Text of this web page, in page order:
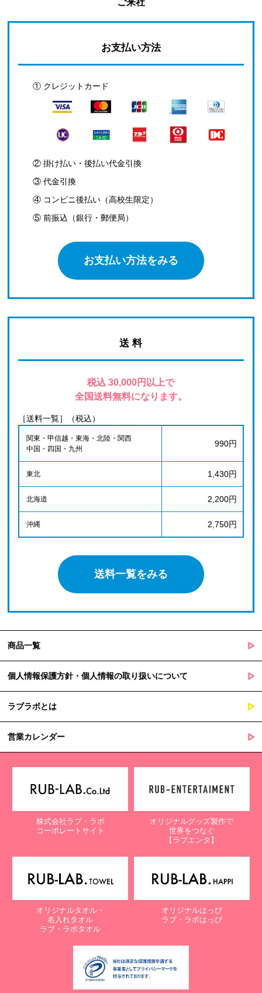
ご来社
お支払い方法
① クレジットカード
② 掛け払い・後払い代金引換
③ 代金引換
④ コンビニ後払い（高校生限定）
⑤ 前振込（銀行・郵便局）
お支払い方法をみる
送 料
税込 30,000円以上で
全国送料無料になります。
［送料一覧］（税込）
関東・甲信越・東海・北陸・関西
中国・四国・九州
990円
東北 1,430円
北海道 2,200円
沖縄 2,750円
送料一覧をみる
商品一覧
個人情報保護方針・個人情報の取り扱いについて
ラブラボとは
営業カレンダー
株式会社ラブ・ラボ
コーポレートサイト
オリジナルグッズ製作で
世界をつなぐ
【ラブエンタ】
オリジナルタオル・
名入れタオル
ラブ・ラボタオル
オリジナルはっぴ
ラブ・ラボはっぴ